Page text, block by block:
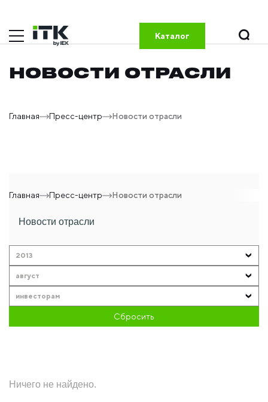
Каталог
НОВОСТИ ОТРАСЛИ
Главная Пресс-центр Новости отрасли
Главная Пресс-центр Новости отрасли
Новости отрасли
2013
август
инвесторам
Сбросить
Ничего не найдено.